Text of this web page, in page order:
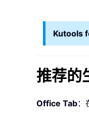
Kutools
推荐的
Office Tab